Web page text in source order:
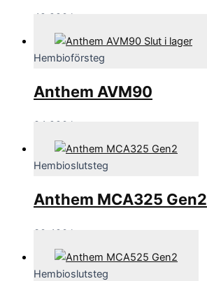
49,990 kr
Slut i lager
Hembioförsteg
Anthem AVM90
84,990 kr
Hembioslutsteg
Anthem MCA325 Gen2
30,490 kr
Hembioslutsteg